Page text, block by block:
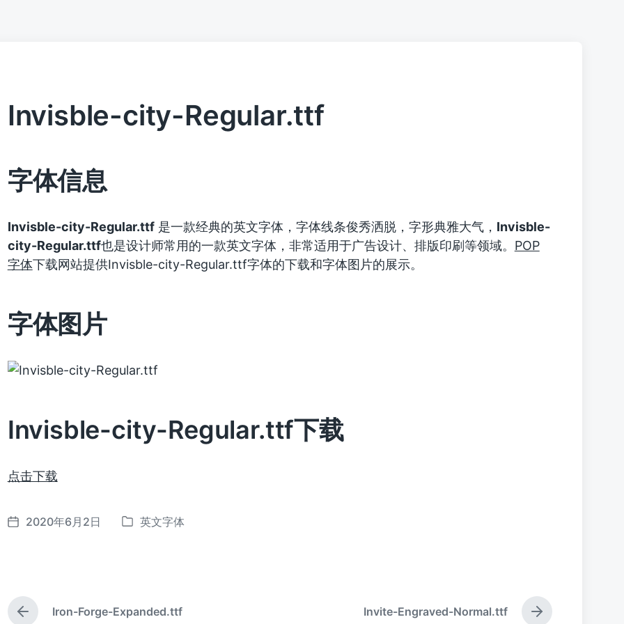
Invisble-city-Regular.ttf
字体信息
Invisble-city-Regular.ttf是一款经典的英文字体，字体线条俊秀洒脱，字形典雅大气， Invisble-
city-Regular.ttf也是设计师常用的一款英文字体，非常适用于广告设计、排版印刷等领域。 POP
字体下载网站提供Invisble-city-Regular.ttf字体的下载和字体图片的展示。
字体图片
Invisble-city-Regular.ttf下载
点击下载
发
2020年6月2日
发
英文字体
上
Iron-Forge-Expanded.ttf
下
Invite-Engraved-Normal.ttf